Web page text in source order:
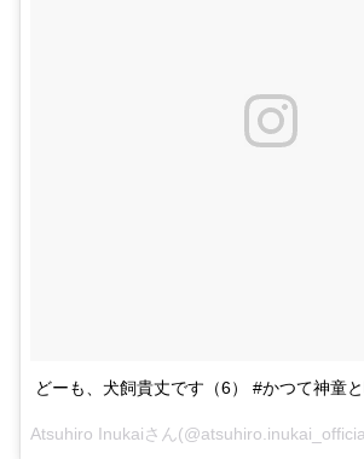
どーも、犬飼貴丈です（6） #かつて神童